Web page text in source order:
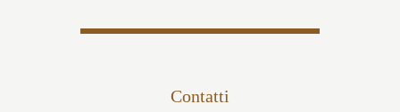
Contatti